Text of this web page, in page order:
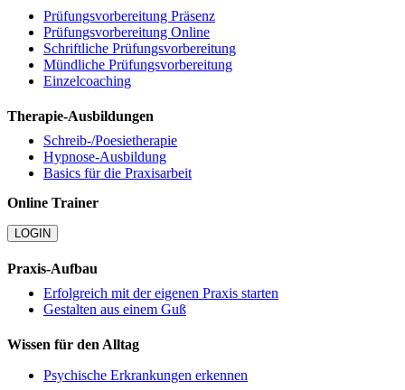
Prüfungsvorbereitung Präsenz
Prüfungsvorbereitung Online
Schriftliche Prüfungsvorbereitung
Mündliche Prüfungsvorbereitung
Einzelcoaching
Therapie-Ausbildungen
Schreib-/Poesietherapie
Hypnose-Ausbildung
Basics für die Praxisarbeit
Online Trainer
LOGIN
Praxis-Aufbau
Erfolgreich mit der eigenen Praxis starten
Gestalten aus einem Guß
Wissen für den Alltag
Psychische Erkrankungen erkennen